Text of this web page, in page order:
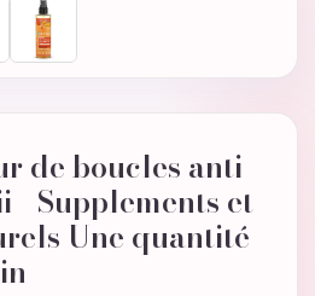
de boucles anti-
- Supplements et
Une quantité